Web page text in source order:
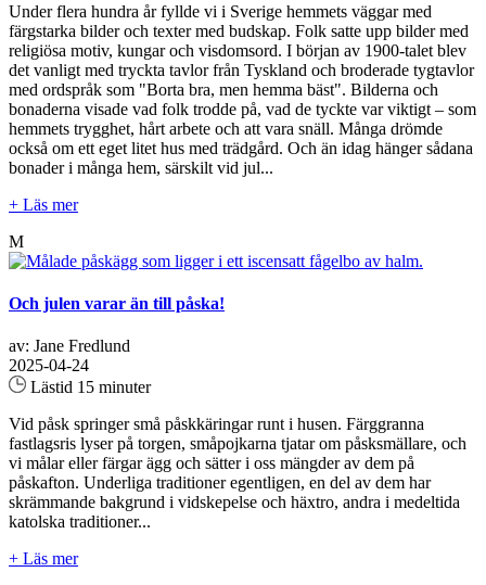
Under flera hundra år fyllde vi i Sverige hemmets väggar med
färgstarka bilder och texter med budskap. Folk satte upp bilder med
religiösa motiv, kungar och visdomsord. I början av 1900-talet blev
det vanligt med tryckta tavlor från Tyskland och broderade tygtavlor
med ordspråk som "Borta bra, men hemma bäst". Bilderna och
bonaderna visade vad folk trodde på, vad de tyckte var viktigt – som
hemmets trygghet, hårt arbete och att vara snäll. Många drömde
också om ett eget litet hus med trädgård. Och än idag hänger sådana
bonader i många hem, särskilt vid jul...
+ Läs mer
M
Och julen varar än till påska!
av: Jane Fredlund
2025-04-24
Lästid 15 minuter
Vid påsk springer små påskkäringar runt i husen. Färggranna
fastlagsris lyser på torgen, småpojkarna tjatar om påsksmällare, och
vi målar eller färgar ägg och sätter i oss mängder av dem på
påskafton. Underliga traditioner egentligen, en del av dem har
skrämmande bakgrund i vidskepelse och häxtro, andra i medeltida
katolska traditioner...
+ Läs mer